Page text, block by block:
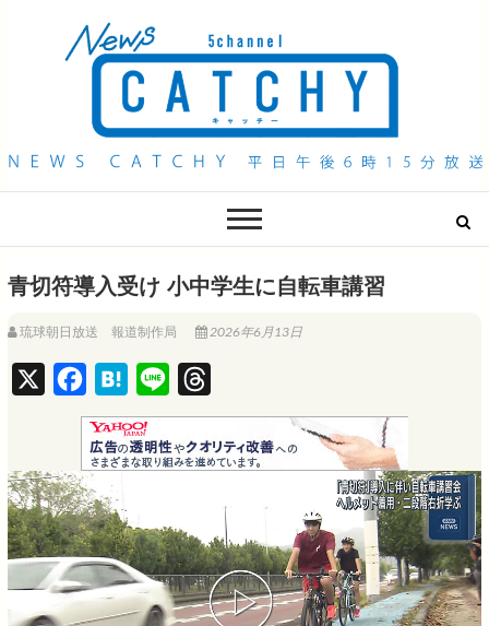
QAB NEWS Headline
青切符導入受け 小中学生に自転車講習
琉球朝日放送 報道制作局 2026年6月13日
a
c
e
b
o
k
H
a
t
e
a
i
n
e
h
r
e
d
s